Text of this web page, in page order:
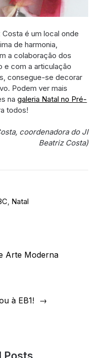
é um local onde
de harmonia,
a colaboração dos
e com a articulação
consegue-se decorar
Podem ver mais
nagaleria Natal no Pré-
todos!
coordenadora do JI
Beatriz Costa)
Natal
Arte Moderna
à EB1!